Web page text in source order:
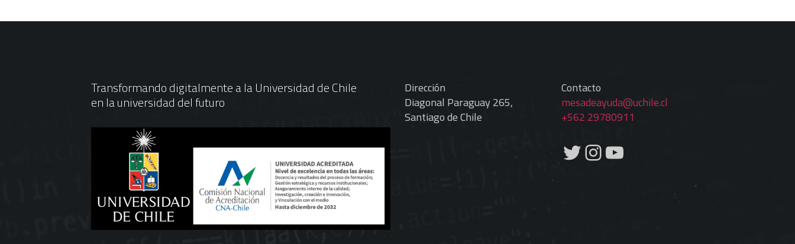
Transformando digitalmente a la Universidad de Chile
en la universidad del futuro
Dirección
Diagonal Paraguay 265,
Santiago de Chile
Contacto
mesadeayuda@uchile.cl
+562 29780911
Twitter
Instagram
YouTube